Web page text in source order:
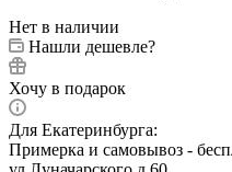
Нет в наличии
Нашли дешевле?
Хочу в подарок
Для Екатеринбурга:
Примерка и самовывоз -